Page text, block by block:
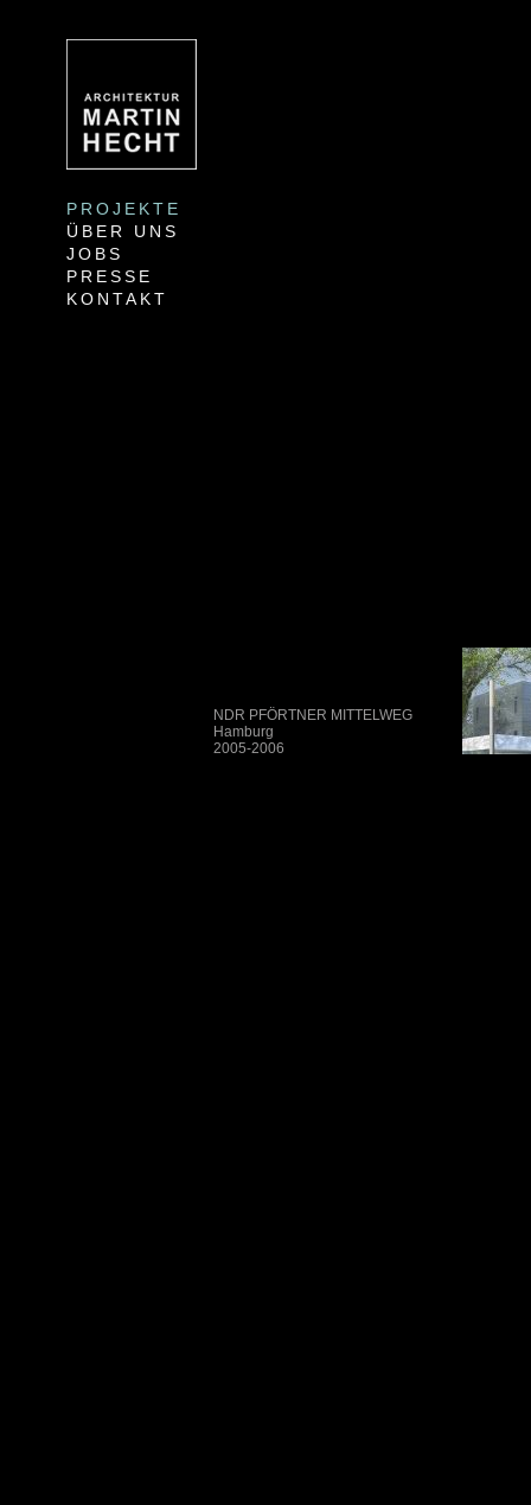
NDR PFÖRTNER MITTELWEG
Hamburg
2005-2006
PROJEKTE
ÜBER UNS
JOBS
PRESSE
KONTAKT